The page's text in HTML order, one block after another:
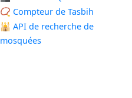
📿 Compteur de Tasbih
🕌 API de recherche de
mosquées